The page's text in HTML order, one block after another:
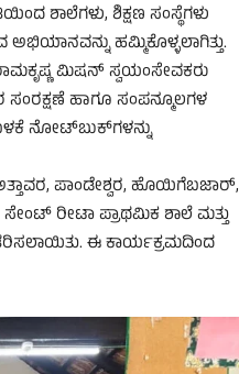
ಶಾಲೆಗಳು, ಶಿಕ್ಷಣ ಸಂಸ್ಥೆಗಳು
ಹಮ್ಮಿಕೊಳ್ಳಲಾಗಿತ್ತು.
ಮಿಷನ್‌ ಸ್ವಯಂಸೇವಕರು
ಹಾಗೂ ಸಂಪನ್ಮೂಲಗಳ
ನೋಟ್‌ಬುಕ್‌ಗಳನ್ನು
ಪಾಂಡೇಶ್ವರ, ಹೊಯಿಗೆಬಜಾರ್,
ರೀಟಾ ಪ್ರಾಥಮಿಕ ಶಾಲೆ ಮತ್ತು
ಈ ಕಾರ್ಯಕ್ರಮದಿಂದ